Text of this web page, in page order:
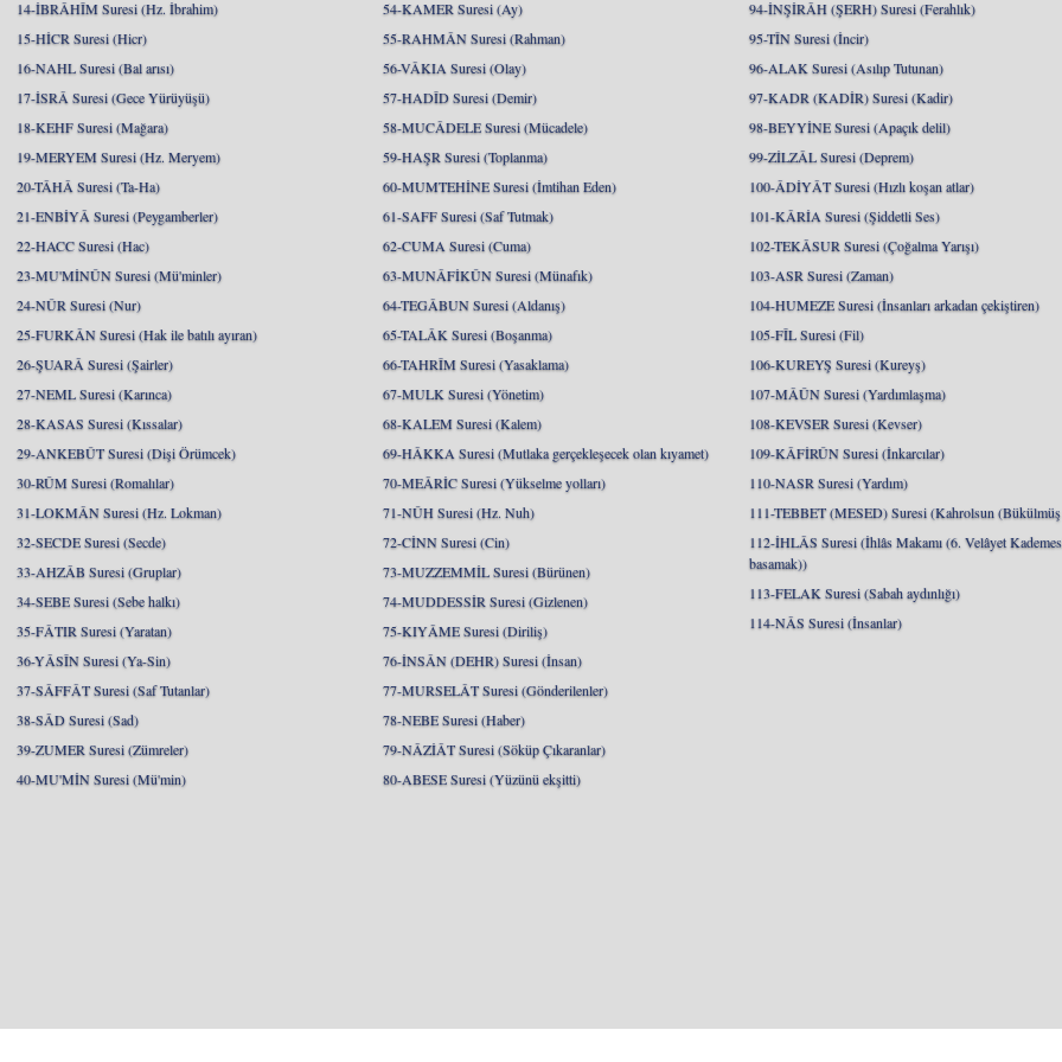
14-İBRÂHÎM Suresi (Hz. İbrahim)
15-HİCR Suresi (Hicr)
16-NAHL Suresi (Bal arısı)
17-İSRÂ Suresi (Gece Yürüyüşü)
18-KEHF Suresi (Mağara)
19-MERYEM Suresi (Hz. Meryem)
20-TÂHÂ Suresi (Ta-Ha)
21-ENBİYÂ Suresi (Peygamberler)
22-HACC Suresi (Hac)
23-MU'MİNÛN Suresi (Mü'minler)
24-NÛR Suresi (Nur)
25-FURKÂN Suresi (Hak ile batılı ayıran)
26-ŞUARÂ Suresi (Şairler)
27-NEML Suresi (Karınca)
28-KASAS Suresi (Kıssalar)
29-ANKEBÛT Suresi (Dişi Örümcek)
30-RÛM Suresi (Romalılar)
31-LOKMÂN Suresi (Hz. Lokman)
32-SECDE Suresi (Secde)
33-AHZÂB Suresi (Gruplar)
34-SEBE Suresi (Sebe halkı)
35-FÂTIR Suresi (Yaratan)
36-YÂSÎN Suresi (Ya-Sin)
37-SÂFFÂT Suresi (Saf Tutanlar)
38-SÂD Suresi (Sad)
39-ZUMER Suresi (Zümreler)
40-MU'MİN Suresi (Mü'min)
54-KAMER Suresi (Ay)
55-RAHMÂN Suresi (Rahman)
56-VÂKIA Suresi (Olay)
57-HADÎD Suresi (Demir)
58-MUCÂDELE Suresi (Mücadele)
59-HAŞR Suresi (Toplanma)
60-MUMTEHİNE Suresi (İmtihan Eden)
61-SAFF Suresi (Saf Tutmak)
62-CUMA Suresi (Cuma)
63-MUNÂFİKÛN Suresi (Münafık)
64-TEGÂBUN Suresi (Aldanış)
65-TALÂK Suresi (Boşanma)
66-TAHRÎM Suresi (Yasaklama)
67-MULK Suresi (Yönetim)
68-KALEM Suresi (Kalem)
69-HÂKKA Suresi (Mutlaka gerçekleşecek olan kıyamet)
70-MEÂRİC Suresi (Yükselme yolları)
71-NÛH Suresi (Hz. Nuh)
72-CİNN Suresi (Cin)
73-MUZZEMMİL Suresi (Bürünen)
74-MUDDESSİR Suresi (Gizlenen)
75-KIYÂME Suresi (Diriliş)
76-İNSÂN (DEHR) Suresi (İnsan)
77-MURSELÂT Suresi (Gönderilenler)
78-NEBE Suresi (Haber)
79-NÂZİÂT Suresi (Söküp Çıkaranlar)
80-ABESE Suresi (Yüzünü ekşitti)
94-İNŞİRÂH (ŞERH) Suresi (Ferahlık)
95-TÎN Suresi (İncir)
96-ALAK Suresi (Asılıp Tutunan)
97-KADR (KADİR) Suresi (Kadir)
98-BEYYİNE Suresi (Apaçık delil)
99-ZİLZÂL Suresi (Deprem)
100-ÂDİYÂT Suresi (Hızlı koşan atlar)
101-KÂRİA Suresi (Şiddetli Ses)
102-TEKÂSUR Suresi (Çoğalma Yarışı)
103-ASR Suresi (Zaman)
104-HUMEZE Suresi (İnsanları arkadan çekiştiren)
105-FÎL Suresi (Fil)
106-KUREYŞ Suresi (Kureyş)
107-MÂÛN Suresi (Yardımlaşma)
108-KEVSER Suresi (Kevser)
109-KÂFİRÛN Suresi (İnkarcılar)
110-NASR Suresi (Yardım)
111-TEBBET (MESED) Suresi (Kahrolsun
112-İHLÂS Suresi (İhlâs Makamı (6. Velâyet
basamak))
113-FELAK Suresi (Sabah aydınlığı)
114-NÂS Suresi (İnsanlar)